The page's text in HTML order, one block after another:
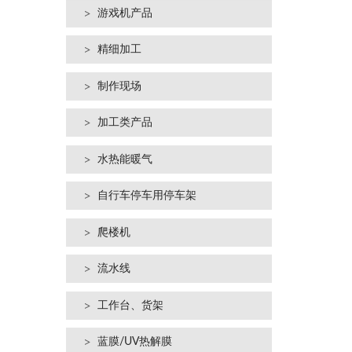
游戏机产品
精细加工
制作现场
加工类产品
水热能暖气
自行车停车用停车架
爬楼机
流水线
工作台、货架
蓝膜/UV热解膜